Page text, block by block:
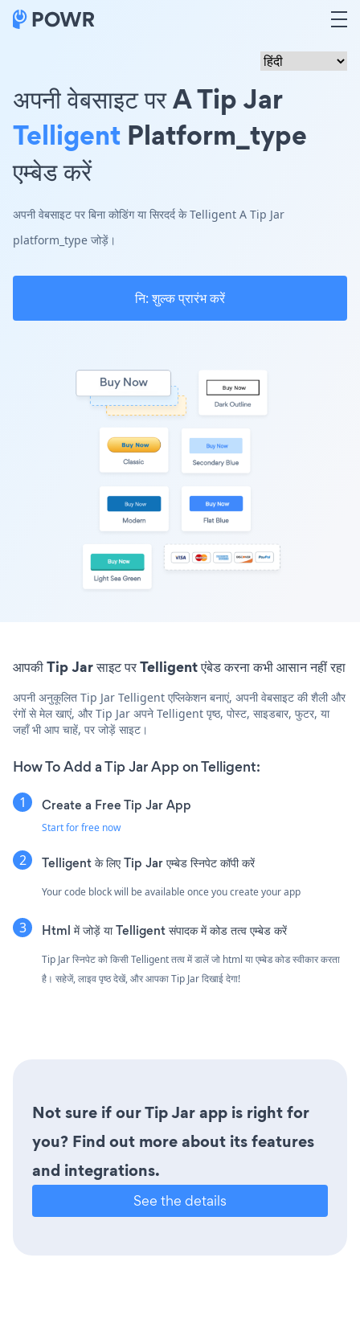
अपनी वेबसाइट पर A Tip Jar
Telligent Platform_type
एम्बेड करें
अपनी वेबसाइट पर बिना कोडिंग या सिरदर्द के Telligent A Tip Jar
platform_type जोड़ें।
नि: शुल्क प्रारंभ करें
आपकी Tip Jar साइट पर Telligent एंबेड करना कभी आसान नहीं रहा
अपनी अनुकूलित Tip Jar Telligent एप्लिकेशन बनाएं, अपनी वेबसाइट की शैली और
रंगों से मेल खाएं, और Tip Jar अपने Telligent पृष्ठ, पोस्ट, साइडबार, फुटर, या
जहाँ भी आप चाहें, पर जोड़ें साइट।
How To Add a Tip Jar App on Telligent:
Create a Free Tip Jar App
Start for free now
Telligent के लिए Tip Jar एम्बेड स्निपेट कॉपी करें
Your code block will be available once you create your app
Html में जोड़ें या Telligent संपादक में कोड तत्व एम्बेड करें
Tip Jar स्निपेट को किसी Telligent तत्व में डालें जो html या एम्बेड कोड स्वीकार करता
है। सहेजें, लाइव पृष्ठ देखें, और आपका Tip Jar दिखाई देगा!
Not sure if our Tip Jar app is right for
you? Find out more about its features
and integrations.
See the details